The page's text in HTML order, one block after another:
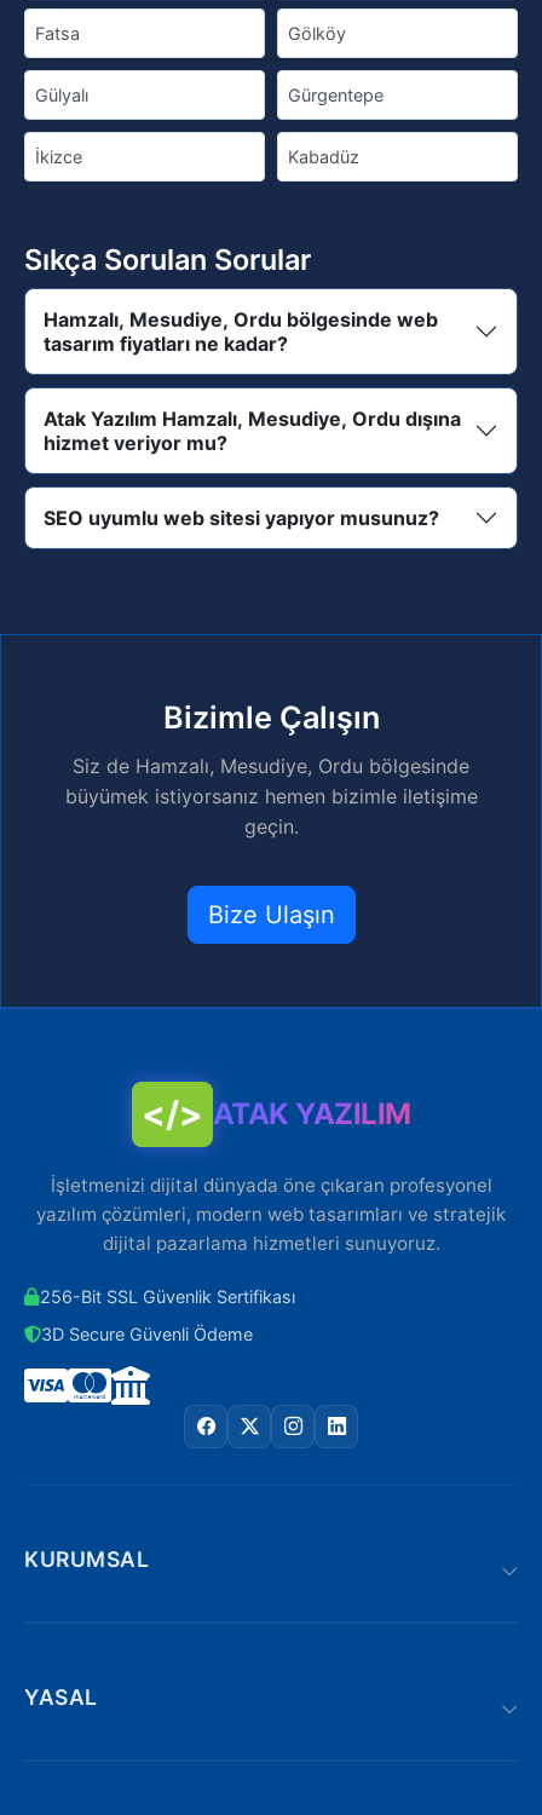
Fatsa Gölköy
Gülyalı Gürgentepe
İkizce Kabadüz
Sıkça Sorulan Sorular
Hamzalı, Mesudiye, Ordu bölgesinde web
tasarım fiyatları ne kadar?
Atak Yazılım Hamzalı, Mesudiye, Ordu dışına
hizmet veriyor mu?
SEO uyumlu web sitesi yapıyor musunuz?
Bizimle Çalışın
Siz de Hamzalı, Mesudiye, Ordu bölgesinde
büyümek istiyorsanız hemen bizimle iletişime
geçin.
Bize Ulaşın
</> ATAK YAZILIM
İşletmenizi dijital dünyada öne çıkaran profesyonel
yazılım çözümleri, modern web tasarımları ve stratejik
dijital pazarlama hizmetleri sunuyoruz.
256-Bit SSL Güvenlik Sertifikası
3D Secure Güvenli Ödeme
KURUMSAL
YASAL